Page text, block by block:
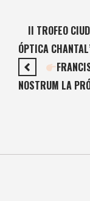
II TROFEO
ÓPTICA
NOSTRUM LA